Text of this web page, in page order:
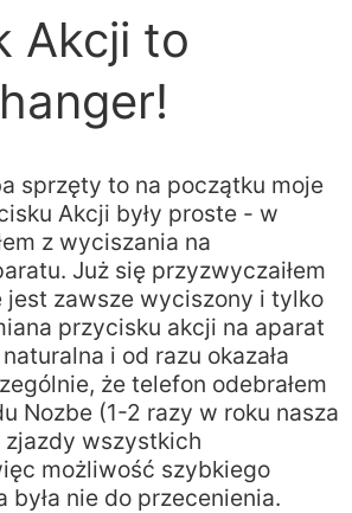
Akcji to
sprzęty to na początku moje
Akcji były proste - w
z wyciszania na
Już się przyzwyczaiłem
jest zawsze wyciszony i tylko
przycisku akcji na aparat
i od razu okazała
że telefon odebrałem
Nozbe (1-2 razy w roku nasza
wszystkich
możliwość szybkiego
była nie do przecenienia.